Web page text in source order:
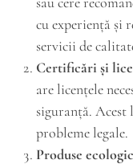
cu experiență și
servicii de
Certificări și
are licențele
siguranță. Acest
probleme legale.
Produse